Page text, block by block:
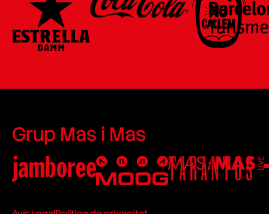
Grup Mas i Mas